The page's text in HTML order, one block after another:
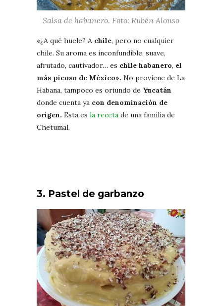
Salsa de habanero. Foto: Rubén Alonso
«¿A qué huele? A chile, pero no cualquier
chile. Su aroma es inconfundible, suave,
afrutado, cautivador… es chile habanero, el
más picoso de México». No proviene de La
Habana, tampoco es oriundo de Yucatán
donde cuenta ya con denominación de
origen. Esta es la receta de una familia de
Chetumal.
3. Pastel de garbanzo